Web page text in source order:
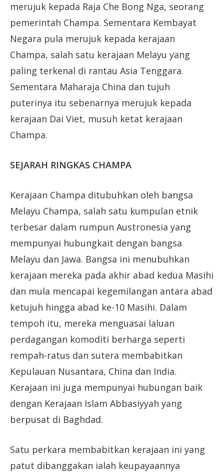
merujuk kepada Raja Che Bong Nga, seorang
pemerintah Champa. Sementara Kembayat
Negara pula merujuk kepada kerajaan
Champa, salah satu kerajaan Melayu yang
paling terkenal di rantau Asia Tenggara.
Sementara Maharaja China dan tujuh
puterinya itu sebenarnya merujuk kepada
kerajaan Dai Viet, musuh ketat kerajaan
Champa.
SEJARAH RINGKAS CHAMPA
Kerajaan Champa ditubuhkan oleh bangsa
Melayu Champa, salah satu kumpulan etnik
terbesar dalam rumpun Austronesia yang
mempunyai hubungkait dengan bangsa
Melayu dan Jawa. Bangsa ini menubuhkan
kerajaan mereka pada akhir abad kedua Masihi
dan mula mencapai kegemilangan antara abad
ketujuh hingga abad ke-10 Masihi. Dalam
tempoh itu, mereka menguasai laluan
perdagangan komoditi berharga seperti
rempah-ratus dan sutera membabitkan
Kepulauan Nusantara, China dan India.
Kerajaan ini juga mempunyai hubungan baik
dengan Kerajaan Islam Abbasiyyah yang
berpusat di Baghdad.
Satu perkara membabitkan kerajaan ini yang
patut dibanggakan ialah keupayaannya